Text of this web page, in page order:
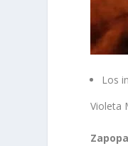
Los
Violeta